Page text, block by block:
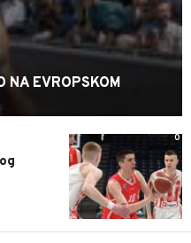
NA EVROPSKOM
0